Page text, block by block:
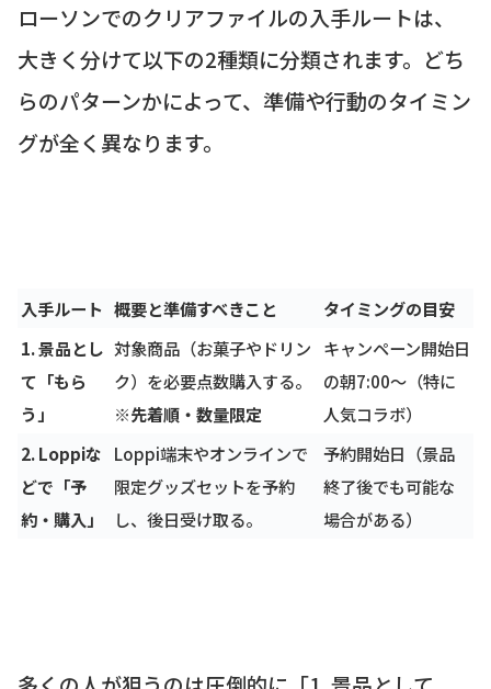
ローソンでのクリアファイルの入手ルートは、
大きく分けて以下の2種類に分類されます。どち
らのパターンかによって、準備や行動のタイミン
グが全く異なります。
入手ルート 概要と準備すべきこと
タイミングの目安
1. 景品とし
て「もら
う」
対象商品（お菓子やドリン
ク）を必要点数購入する。
※先着順・数量限定
キャンペーン開始日
の朝7:00〜（特に
人気コラボ）
2. Loppiな
どで「予
約・購入」
Loppi端末やオンラインで
限定グッズセットを予約
し、後日受け取る。
予約開始日（景品
終了後でも可能な
場合がある）